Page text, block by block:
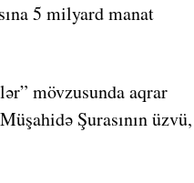
5 milyard manat
mövzusunda aqrar
Şurasının üzvü,